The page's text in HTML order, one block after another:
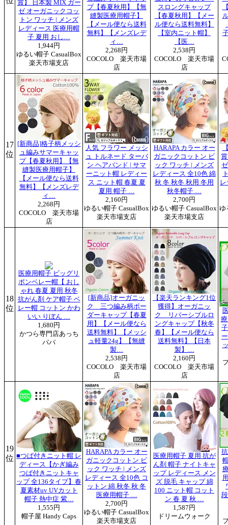
賞】 日本製 MIX ガー
ゼ オーガニックコッ
トン ワッチ | メンズ
レディース 医療用帽
子 夏用 おし…
1,944円
ゆるい帽子 CasualBox
楽天市場支店
プ【春夏秋用】【無
縫製医療用帽子】
【メール便なら送料
無料】【メンズレデ
ィ…
2,268円
COCOLO 楽天市場
店
スロングキャップ
【春夏秋用】【メー
ル便なら送料無料】
【室内ニット帽】
【医…
2,538円
COCOLO 楽天市場
店
17
位
[新商品]格子柄メッシ
ュ編みサマーキャッ
プ【春夏秋用】【無
縫製医療用帽子】
【メール便なら送料
無料】【メンズレデ
ィ…
2,268円
COCOLO 楽天市場
店
人気 フラワー メッシ
ュ トルネード ターバ
ン ヘアバンド | サマ
ーニット帽 レディー
ス ニット帽 春夏 夏
夏用 帽子 …
2,160円
ゆるい帽子 CasualBox
楽天市場支店
HARAPA カラー オー
ガニックコットン ビ
ック ワッチ | メンズ
レディース 全10色 綿
秋 冬 秋冬 秋用 冬用
秋冬帽子 …
2,700円
ゆるい帽子 CasualBox
楽天市場支店
ゆ
18
位
医療用帽子 ビッグリ
ボンベレー帽【 おし
ゃれ 春夏 夏用 秋冬
抗がん剤 ケア帽子 ベ
レー帽 コットン かわ
いい りぼん …
1,680円
かつら専門店あっち
パパ
[新商品]オーガニッ
ク 三つ編み柄ボー
ダーキャップ【春夏
用】【メール便なら
送料無料】【メッシ
ュ軽量24g】【無縫
製…
2,538円
COCOLO 楽天市場
店
【楽天ランキング1位
獲得】オーガニッ
ク リバーシブルロ
ングキャップ【秋冬
春】【メール便なら
送料無料】【日本
製】…
2,160円
COCOLO 楽天市場
店
19
位 ■つば付きニット帽 レ
ディース【かぎ編み
つば付きニットキャ
ップ 全136タイプ】春
夏素材uv UVカット
帽子 熱中症 紫…
1,555円
帽子屋 Handy Caps
HARAPA カラー オー
ガニックコットン ビ
ック ワッチ | メンズ
レディース 全10色 コ
ットン 綿 秋冬 秋 冬
医療用帽子 …
2,700円
ゆるい帽子 CasualBox
楽天市場支店
医療用帽子 夏用 抗が
ん剤 帽子 ナイトキャ
ップ レディース メン
ズ 脱毛 キャップ 綿
100 ニット帽 コット
ン 春 夏 秋 …
1,587円
ドリームウォーク